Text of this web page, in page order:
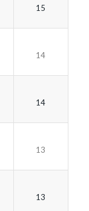
15
14
14
13
13